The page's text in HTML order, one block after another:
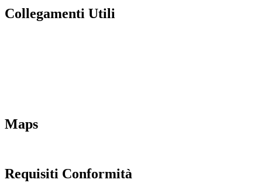
Collegamenti Utili
Maps
Requisiti Conformità